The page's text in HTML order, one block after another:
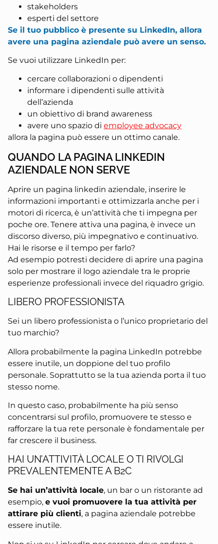
stakeholders
esperti del settore
Se il tuo pubblico è presente su LinkedIn, allora
avere una pagina aziendale può avere un senso.
Se vuoi utilizzare LinkedIn per:
cercare collaborazioni o dipendenti
informare i dipendenti sulle attività
dell’azienda
un obiettivo di brand awareness
avere uno spazio di employee advocacy
allora la pagina può essere un ottimo canale.
QUANDO LA PAGINA LINKEDIN
AZIENDALE NON SERVE
Aprire un pagina linkedin aziendale, inserire le
informazioni importanti e ottimizzarla anche per i
motori di ricerca, è un’attività che ti impegna per
poche ore. Tenere attiva una pagina, è invece un
discorso diverso, più impegnativo e continuativo.
Hai le risorse e il tempo per farlo?
Ad esempio potresti decidere di aprire una pagina
solo per mostrare il logo aziendale tra le proprie
esperienze professionali invece del riquadro grigio.
LIBERO PROFESSIONISTA
Sei un libero professionista o l’unico proprietario del
tuo marchio?
Allora probabilmente la pagina LinkedIn potrebbe
essere inutile, un doppione del tuo profilo
personale. Soprattutto se la tua azienda porta il tuo
stesso nome.
In questo caso, probabilmente ha più senso
concentrarsi sul profilo, promuovere te stesso e
rafforzare la tua rete personale è fondamentale per
far crescere il business.
HAI UN’ATTIVITÀ LOCALE O TI RIVOLGI
PREVALENTEMENTE A B2C
Se hai un’attività locale, un bar o un ristorante ad
esempio, e vuoi promuovere la tua attività per
attirare più clienti, a pagina aziendale potrebbe
essere inutile.